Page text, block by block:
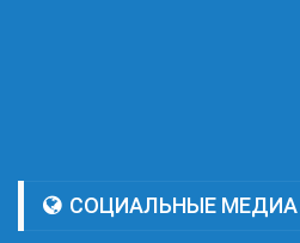
СОЦИАЛЬНЫЕ МЕДИА